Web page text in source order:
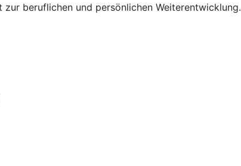
beruflichen und persönlichen Weiterentwicklung.